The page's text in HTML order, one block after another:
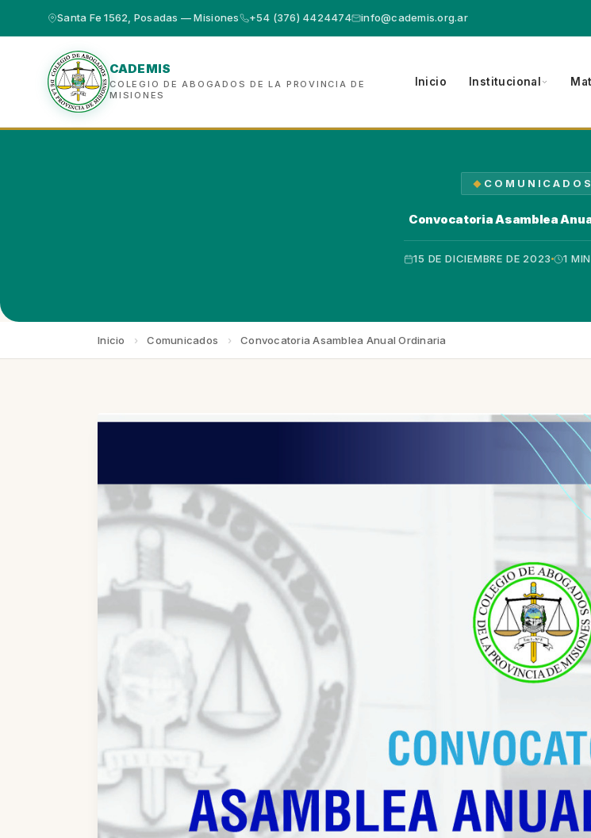
Santa Fe 1562, Posadas — Misiones +54 (376) 4424474 info@cademis.org.ar
CADEMIS
COLEGIO DE ABOGADOS DE LA PROVINCIA DE
MISIONES
Inicio Institucional
COMUNICADOS
Convocatoria Asamblea
15 DE DICIEMBRE DE 2023 1
Inicio › Comunicados › Convocatoria Asamblea Anual Ordinaria